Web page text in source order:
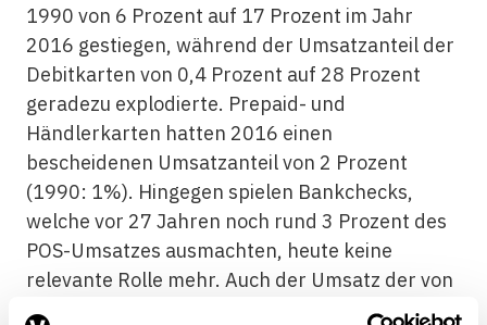
1990 von 6 Prozent auf 17 Prozent im Jahr
2016 gestiegen, während der Umsatzanteil der
Debitkarten von 0,4 Prozent auf 28 Prozent
geradezu explodierte. Prepaid- und
Händlerkarten hatten 2016 einen
bescheidenen Umsatzanteil von 2 Prozent
(1990: 1%). Hingegen spielen Bankchecks,
welche vor 27 Jahren noch rund 3 Prozent des
POS-Umsatzes ausmachten, heute keine
relevante Rolle mehr. Auch der Umsatz der von
der Schweizer Reisekasse (Reka)